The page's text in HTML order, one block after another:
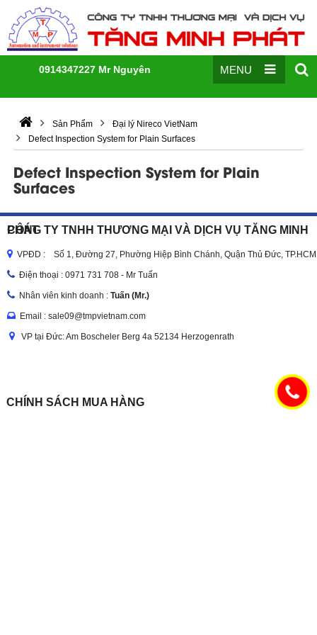
0914347227 Mr Nguyên MENU
Sản Phẩm
Đại lý Nireco VietNam
Defect Inspection System for Plain Surfaces
Defect Inspection System for Plain
Surfaces
CÔNG TY TNHH THƯƠNG MẠI VÀ DỊCH VỤ TĂNG MINH PHÁT
VPĐD : Số 1, Đường 27, Phường Hiệp Bình Chánh, Quận Thủ Đức, TP.HCM
Điện thoại : 0971 731 708 - Mr Tuấn
Nhân viên kinh doanh : Tuấn (Mr.)
Email : sale09@tmpvietnam.com
VP tại Đức: Am Boscheler Berg 4a 52134 Herzogenrath
CHÍNH SÁCH MUA HÀNG